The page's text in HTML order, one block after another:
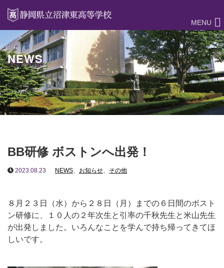
MENU
NEWS
BB研修 ボストンへ出発！
2023.08.23 NEWS、 お知らせ、 その他
８月２３日（水）から２８日（月）までの６日間のボスト
ン研修に、１０人の２年次生と引率の千秋先生と米山先生
が出発しました。いろんなことを学んで持ち帰ってきてほ
しいです。